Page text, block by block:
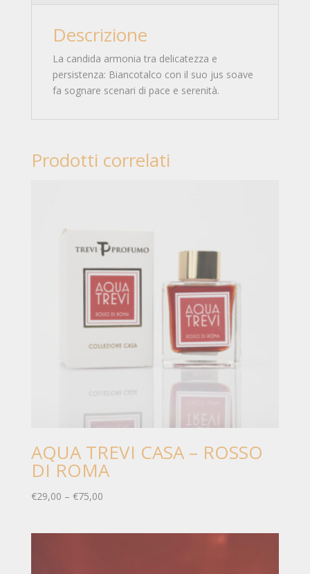
Descrizione
La candida armonia tra delicatezza e
persistenza: Biancotalco con il suo jus soave
fa sognare scenari di pace e serenità.
Prodotti correlati
AQUA TREVI CASA – ROSSO
DI ROMA
€29,00 – €75,00